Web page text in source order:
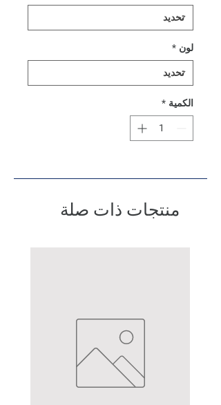
لون *
الكمية *
منتجات ذات صلة